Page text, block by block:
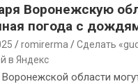
Воронежскую
погода с
romirerma
Сделать
в Яндекс
области